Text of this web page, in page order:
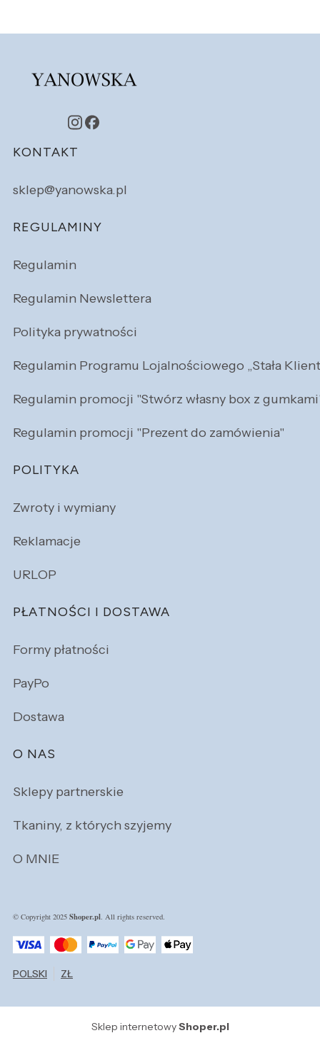
Linki w stopce
KONTAKT
sklep@yanowska.pl
REGULAMINY
Regulamin
Regulamin Newslettera
Polityka prywatności
Regulamin Programu Lojalnościowego „Stała
Regulamin promocji "Stwórz własny box z
Regulamin promocji "Prezent do zamówienia"
POLITYKA
Zwroty i wymiany
Reklamacje
URLOP
PŁATNOŚCI I DOSTAWA
Formy płatności
PayPo
Dostawa
O NAS
Sklepy partnerskie
Tkaniny, z których szyjemy
O MNIE
© Copyright 2025 Shoper.pl. All rights reserved.
POLSKI ZŁ
Sklep internetowyShoper.pl